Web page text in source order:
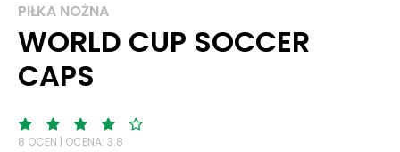
PIŁKA NOŻNA
WORLD CUP SOCCER
CAPS
8 OCEN | OCENA: 3.8